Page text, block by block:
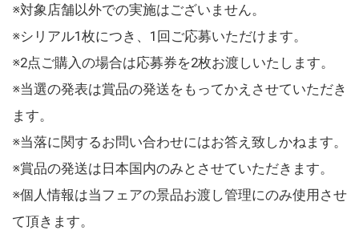
※対象店舗以外での実施はございません。
※シリアル1枚につき、1回ご応募いただけます。
※2点ご購入の場合は応募券を2枚お渡しいたします。
※当選の発表は賞品の発送をもってかえさせていただき
ます。
※当落に関するお問い合わせにはお答え致しかねます。
※賞品の発送は日本国内のみとさせていただきます。
※個人情報は当フェアの景品お渡し管理にのみ使用させ
て頂きます。